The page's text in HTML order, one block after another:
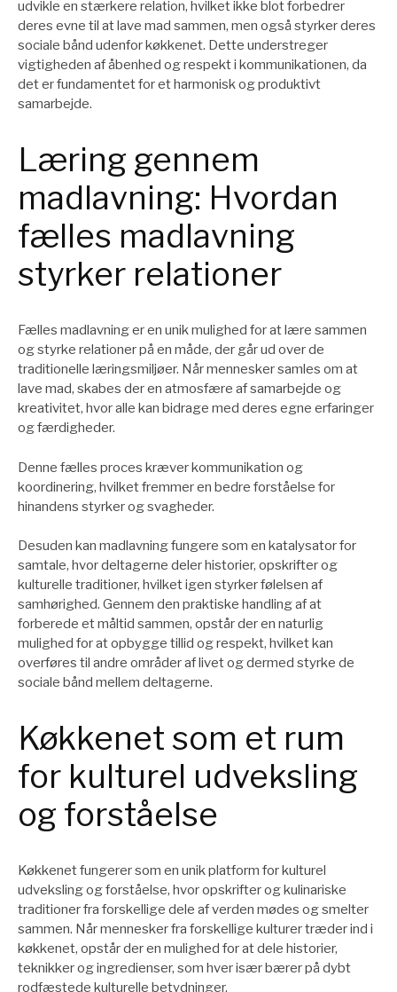
udvikle en stærkere relation, hvilket ikke blot forbedrer
deres evne til at lave mad sammen, men også styrker deres
sociale bånd udenfor køkkenet. Dette understreger
vigtigheden af åbenhed og respekt i kommunikationen, da
det er fundamentet for et harmonisk og produktivt
samarbejde.
Læring gennem
madlavning: Hvordan
fælles madlavning
styrker relationer
Fælles madlavning er en unik mulighed for at lære sammen
og styrke relationer på en måde, der går ud over de
traditionelle læringsmiljøer. Når mennesker samles om at
lave mad, skabes der en atmosfære af samarbejde og
kreativitet, hvor alle kan bidrage med deres egne erfaringer
og færdigheder.
Denne fælles proces kræver kommunikation og
koordinering, hvilket fremmer en bedre forståelse for
hinandens styrker og svagheder.
Desuden kan madlavning fungere som en katalysator for
samtale, hvor deltagerne deler historier, opskrifter og
kulturelle traditioner, hvilket igen styrker følelsen af
samhørighed. Gennem den praktiske handling af at
forberede et måltid sammen, opstår der en naturlig
mulighed for at opbygge tillid og respekt, hvilket kan
overføres til andre områder af livet og dermed styrke de
sociale bånd mellem deltagerne.
Køkkenet som et rum
for kulturel udveksling
og forståelse
Køkkenet fungerer som en unik platform for kulturel
udveksling og forståelse, hvor opskrifter og kulinariske
traditioner fra forskellige dele af verden mødes og smelter
sammen. Når mennesker fra forskellige kulturer træder ind i
køkkenet, opstår der en mulighed for at dele historier,
teknikker og ingredienser, som hver især bærer på dybt
rodfæstede kulturelle betydninger.